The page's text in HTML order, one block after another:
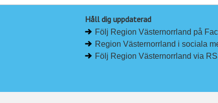
p
å
L
k
Håll dig uppdaterad
Följ Region Västernorrland på
Region Västernorrland i sociala
Följ Region Västernorrland via